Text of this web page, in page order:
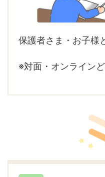
保護者さま・お子様
※対面・オンライン